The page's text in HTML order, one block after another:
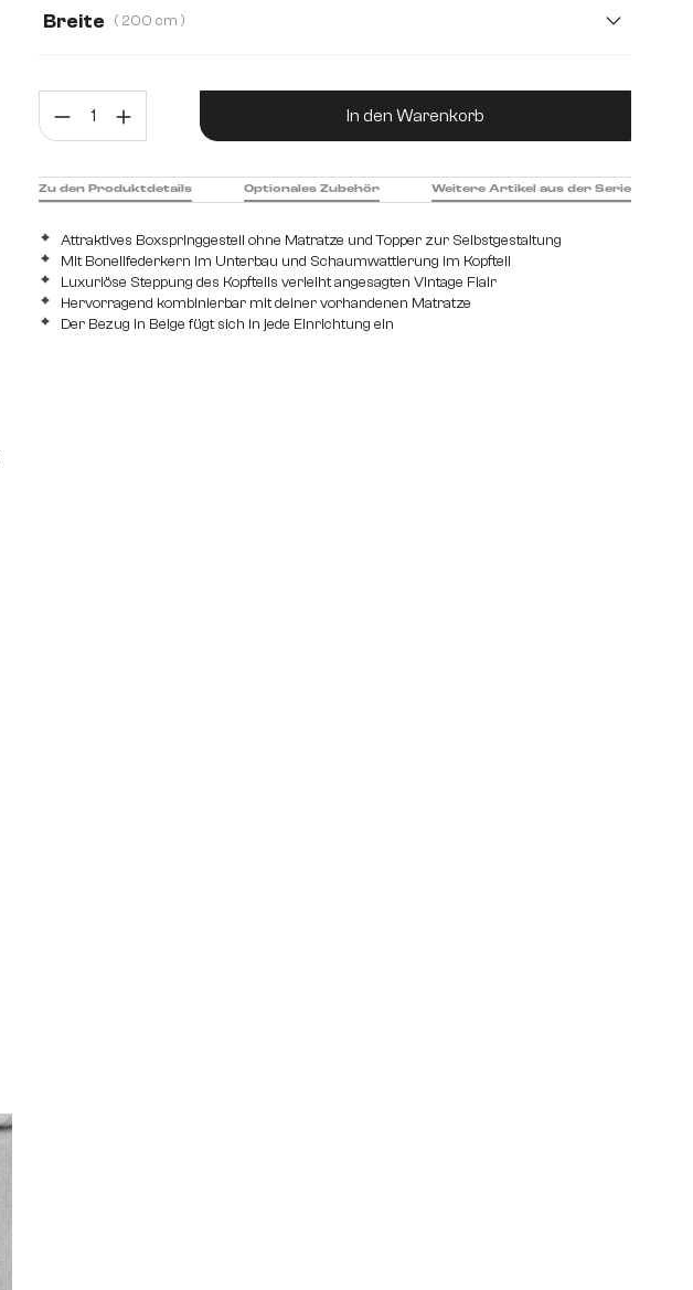
Breite ( 200 cm )
Produkt Anzahl: Gib den gewünschten Wert
In den Warenkorb
Attraktives Boxspringgestell ohne Matratze und Topper zur Selbstgestaltung
Mit Bonellfederkern im Unterbau und Schaumwattierung im Kopfteil
Luxuriöse Steppung des Kopfteils verleiht angesagten Vintage Flair
Hervorragend kombinierbar mit deiner vorhandenen Matratze
Der Bezug in Beige fügt sich in jede Einrichtung ein
Zu den Produktdetails Optionales Zubehör Weitere Artikel aus der Serie